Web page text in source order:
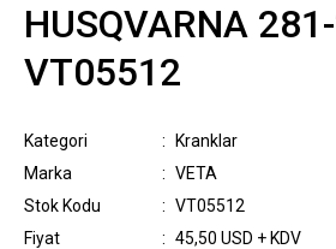
HUSQVARNA
VT05512
Kategori
Kranklar
Marka
VETA
Stok Kodu
VT05512
Fiyat
45,50 USD + KDV